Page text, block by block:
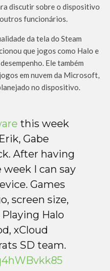
discutir sobre o dispositivo
funcionários.
da tela do Steam
que jogos como Halo e
Ele também
em nuvem da Microsoft,
no dispositivo.
this week
Gabe
After having
I can say
Games
screen size,
Halo
xCloud
SD team.